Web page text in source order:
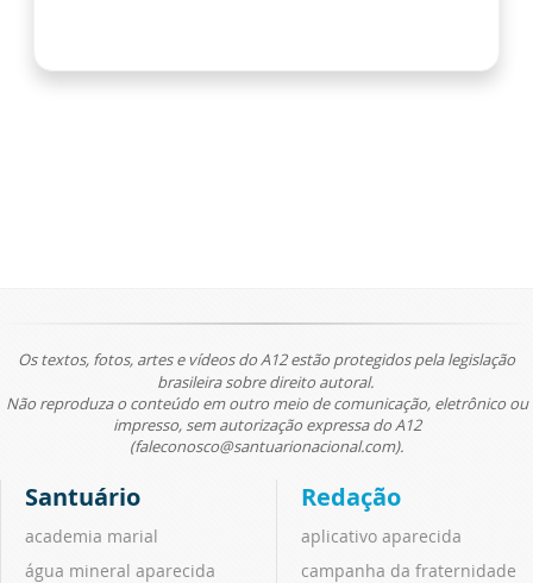
Os textos, fotos, artes e vídeos do A12 estão protegidos pela legislação
brasileira sobre direito autoral.
Não reproduza o conteúdo em outro meio de comunicação, eletrônico ou
impresso, sem autorização expressa do A12
(faleconosco@santuarionacional.com).
Santuário
academia marial
água mineral aparecida
Redação
aplicativo aparecida
campanha da fraternidade